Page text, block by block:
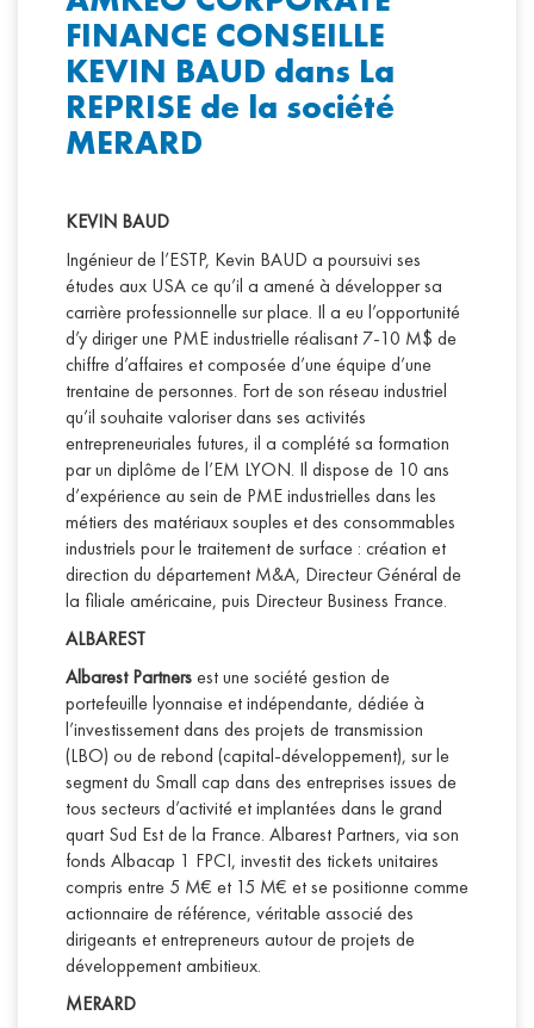
FINANCE CONSEILLE
KEVIN BAUD dans La
REPRISE de la société
MERARD
KEVIN BAUD
Ingénieur de l’ESTP, Kevin BAUD a poursuivi ses
études aux USA ce qu’il a amené à développer sa
carrière professionnelle sur place. Il a eu l’opportunité
d’y diriger une PME industrielle réalisant 7-10 M$ de
chiffre d’affaires et composée d’une équipe d’une
trentaine de personnes. Fort de son réseau industriel
qu’il souhaite valoriser dans ses activités
entrepreneuriales futures, il a complété sa formation
par un diplôme de l’EM LYON. Il dispose de 10 ans
d’expérience au sein de PME industrielles dans les
métiers des matériaux souples et des consommables
industriels pour le traitement de surface : création et
direction du département M&A, Directeur Général de
la filiale américaine, puis Directeur Business France.
ALBAREST
Albarest Partnersest une société gestion de
portefeuille lyonnaise et indépendante, dédiée à
l’investissement dans des projets de transmission
(LBO) ou de rebond (capital-développement), sur le
segment du Small cap dans des entreprises issues de
tous secteurs d’activité et implantées dans le grand
quart Sud Est de la France. Albarest Partners, via son
fonds Albacap 1 FPCI, investit des tickets unitaires
compris entre 5 M€ et 15 M€ et se positionne comme
actionnaire de référence, véritable associé des
dirigeants et entrepreneurs autour de projets de
développement ambitieux.
MERARD